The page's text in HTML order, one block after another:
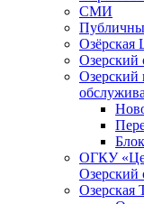
СМИ
Озёрская
Озерский
ОГКУ
Озерский